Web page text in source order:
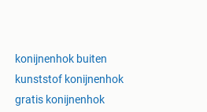
konijnenhok buiten
kunststof konijnenhok
gratis konijnenhok